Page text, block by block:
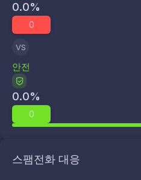
0.0%
0
VS
안전
0.0%
0
스팸전화 대응